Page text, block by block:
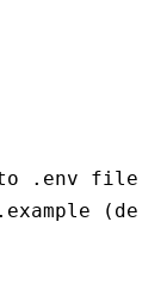
.env file